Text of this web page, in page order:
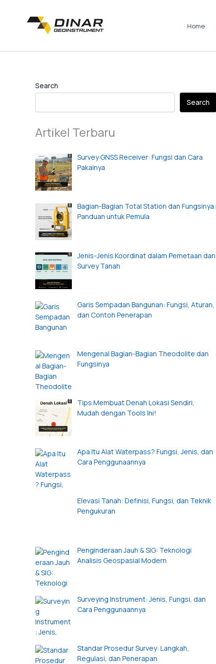
Home
Search
Search
Artikel Terbaru
Survey GNSS Receiver: Fungsi dan Cara
Pakainya
Bagian-Bagian Total Station dan Fungsinya:
Panduan untuk Pemula
Jenis-Jenis Koordinat dalam Pemetaan dan
Survey Tanah
Garis Sempadan Bangunan: Fungsi, Aturan,
dan Contoh Penerapan
Mengenal Bagian-Bagian Theodolite dan
Fungsinya
Tips Membuat Denah Lokasi Sendiri,
Mudah dengan Tools Ini!
Apa Itu Alat Waterpass? Fungsi, Jenis, dan
Cara Penggunaannya
Elevasi Tanah: Definisi, Fungsi, dan Teknik
Pengukuran
Penginderaan Jauh & SIG: Teknologi
Analisis Geospasial Modern
Surveying Instrument: Jenis, Fungsi, dan
Cara Penggunaannya
Standar Prosedur Survey: Langkah,
Regulasi, dan Penerapan